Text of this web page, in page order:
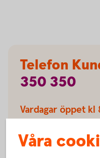
Telefon
350 350
Vardagar öppet kl
(5/6 öppet 8–18)
Våra